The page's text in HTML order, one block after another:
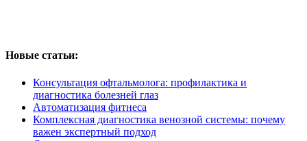
Новые статьи:
Консультация офтальмолога: профилактика и
диагностика болезней глаз
Автоматизация фитнеса
Комплексная диагностика венозной системы: почему
важен экспертный подход